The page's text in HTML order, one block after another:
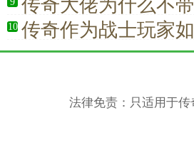
传奇大佬为什么不
10 传奇作为战士玩家
法律免责：只适用于